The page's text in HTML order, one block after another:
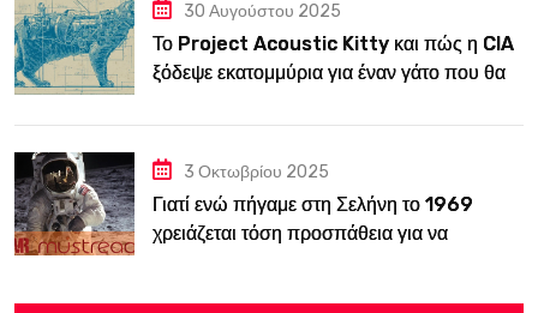
30 Αυγούστου 2025
Το Project Acoustic Kitty και πώς η CIA
ξόδεψε εκατομμύρια για έναν γάτο που θα
3 Οκτωβρίου 2025
Γιατί ενώ πήγαμε στη Σελήνη το 1969
χρειάζεται τόση προσπάθεια για να